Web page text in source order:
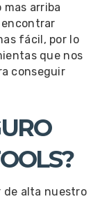
mas arriba
encontrar
fácil, por lo
que nos
conseguir
de alta nuestro